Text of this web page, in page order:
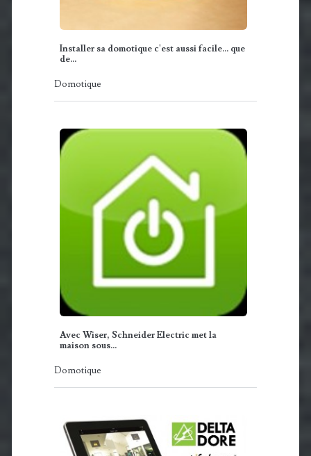
Installer sa domotique c'est aussi facile... que
de…
Domotique
Avec Wiser, Schneider Electric met la
maison sous…
Domotique